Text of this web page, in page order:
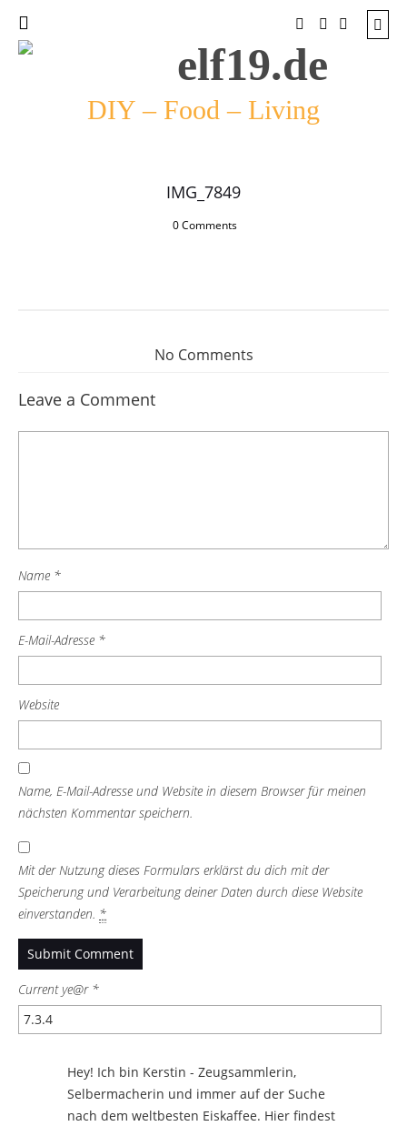
DIY – Food – Living
IMG_7849
0 Comments
No Comments
Leave a Comment
Name *
E-Mail-Adresse *
Website
Name, E-Mail-Adresse und Website in diesem Browser für meinen
nächsten Kommentar speichern.
Mit der Nutzung dieses Formulars erklärst du dich mit der
Speicherung und Verarbeitung deiner Daten durch diese Website
einverstanden. *
Current ye@r *
Hey! Ich bin Kerstin - Zeugsammlerin,
Selbermacherin und immer auf der Suche
nach dem weltbesten Eiskaffee. Hier findest